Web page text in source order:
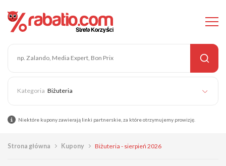
Biżuteria
Niektóre kupony zawierają linki partnerskie, za które otrzymujemy prowizję.
Strona główna Kupony Biżuteria - sierpień 2026